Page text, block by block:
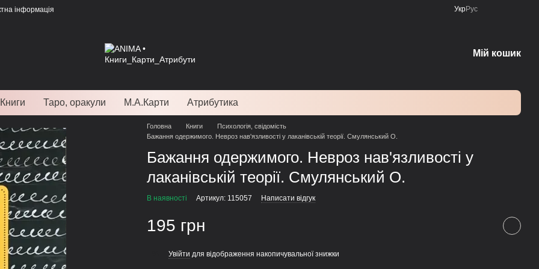
інформація УкрРус
Мій кошик
Книги Таро, оракули М.А.Карти Атрибутика
Головна Книги
Психологія, свідомість
Бажання одержимого. Невроз нав'язливості у лаканівській теорії. Смулянський О.
Бажання одержимого. Невроз нав'язливості у
лаканівській теорії. Смулянський О.
В наявності Артикул: 115057 Написати відгук
195 грн
Увійти для відображення накопичувальної знижки